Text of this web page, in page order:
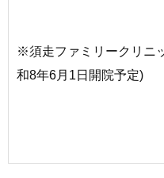
※須走ファミリークリニ
和8年6月1日開院予定)